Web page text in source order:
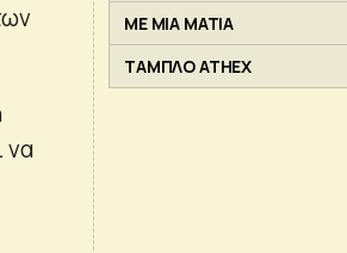
να
ΜΕ ΜΙΑ ΜΑΤΙΑ
ΤΑΜΠΛΟ ATHEX